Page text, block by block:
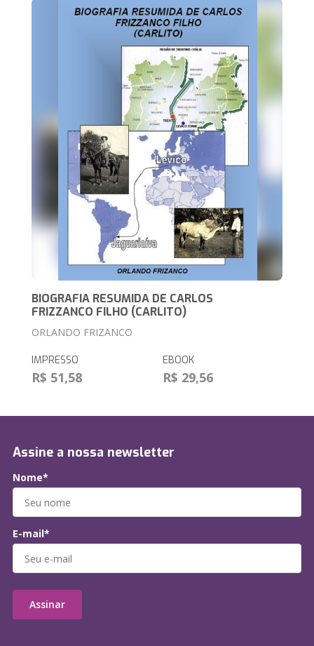
BIOGRAFIA RESUMIDA DE CARLOS
FRIZZANCO FILHO (CARLITO)
ORLANDO FRIZANCO
IMPRESSO
R$ 51,58
EBOOK
R$ 29,56
Assine a nossa newsletter
Nome*
E-mail*
Assinar